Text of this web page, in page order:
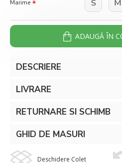
Marime S M
ADAUGĂ ÎN
DESCRIERE
LIVRARE
RETURNARE SI SCHIMB
GHID DE MASURI
Deschidere Colet